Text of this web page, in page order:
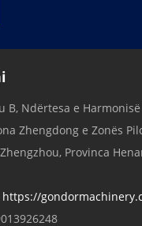
B, Ndërtesa e
Zhengdong e Zonës
Provinca
https://